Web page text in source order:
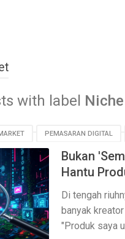
with label
PEMASARAN DIGITAL
Bukan
Hantu
Di tengah
banyak
"Produk saya